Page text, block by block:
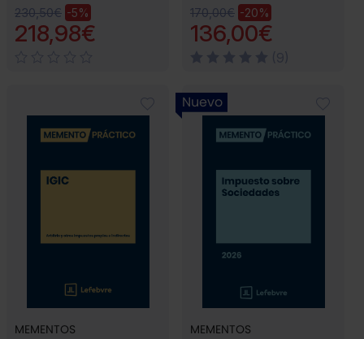
230,50€ -5%
218,98€
170,00€ -20%
136,00€
MEMENTOS
Nuevo
MEMENTOS